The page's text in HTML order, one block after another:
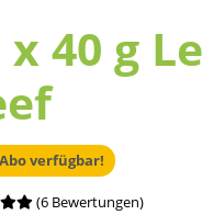
x 40 g
verfügbar!
(6 Bewertungen)